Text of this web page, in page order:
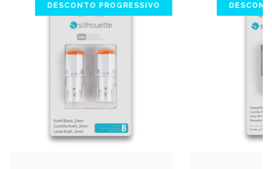
DESCONTO PROGRESSIVO